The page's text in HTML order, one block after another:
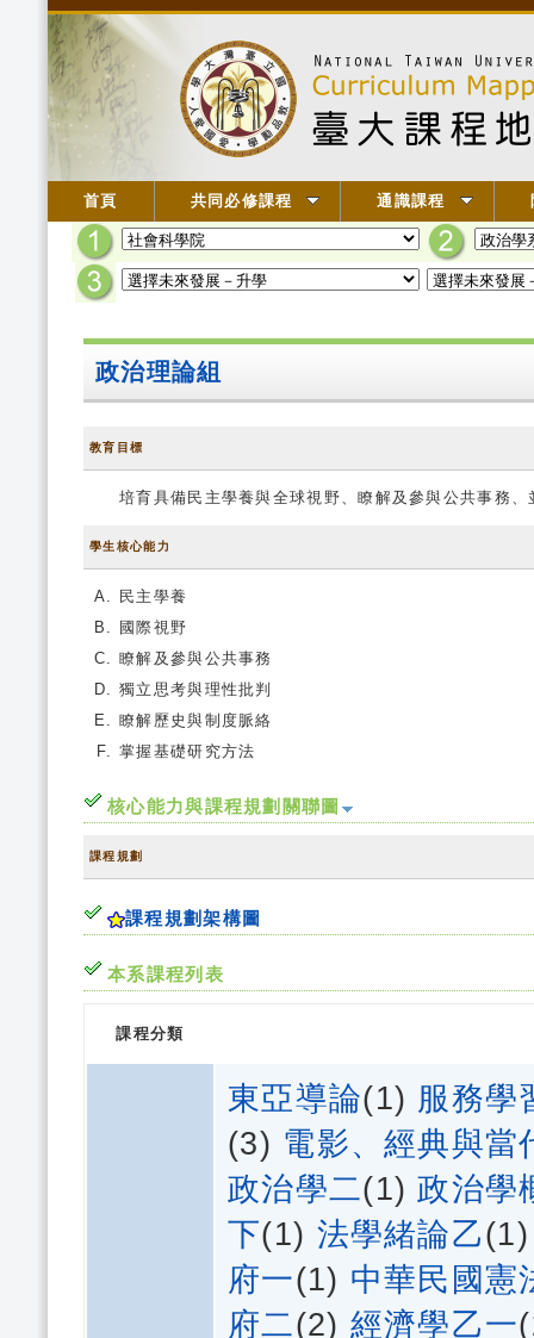
首頁 共同必修課程 通識課程
政治理論組
教育目標
培育具備民主學養與全球視野、瞭解及參與公共事務
學生核心能力
民主學養
國際視野
瞭解及參與公共事務
獨立思考與理性批判
瞭解歷史與制度脈絡
掌握基礎研究方法
核心能力與課程規劃關聯圖
課程規劃
課程規劃架構圖
本系課程列表
課程分類
東亞導論(1) 服務學
(3) 電影、經典與當
政治學二(1)政治學
下(1) 法學緒論乙
府一(1) 中華民國憲
府二(2) 經濟學乙一